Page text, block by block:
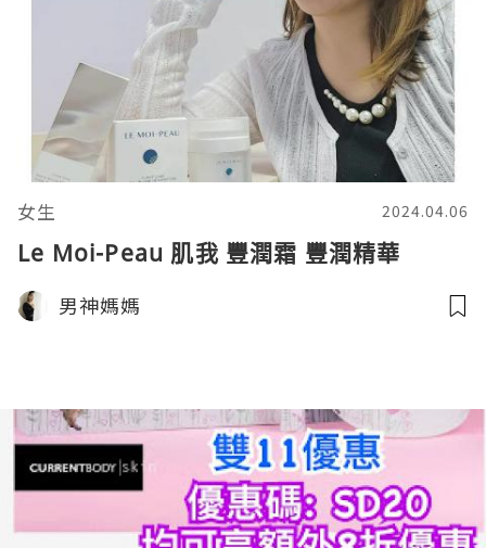
女生 2024.04.06
Le Moi-Peau 肌我 豐潤霜 豐潤精華
男神媽媽